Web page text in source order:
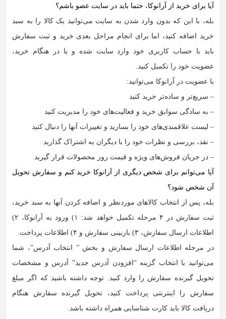
آیا برای خرید از آرانوکا، حتما باید در سایت عضو باشم؟
بله، با این که بدون وارد شدن به سایت می‏‌توانید یک کالا را به سبد
خرید اضافه کنید، اما برای انجام مراحل بعدی خرید و ثبت سفارش
باید با حساب کاربری خود وارد سایت شده و یا در هنگام خرید،
عضویت خود را تکمیل کنید.
با عضویت در آرانوکا می‌توانید:
– سریع‌تر و ساده‌تر خرید کنید
– به سادگی سوابق خرید و فعالیت‌های خود را مدیریت کنید
– لیست علاقمندی‌های خود را بسازید و تغییرات آنها را دنبال کنید
– نقد، بررسی و نظرات خود را با دیگران به اشتراک گذارید
– در جریان فروش‌های ویژه و قیمت روز محصولات قرار گیرید
آیا می‌توانم برای شخص دیگری از آرانوکا خرید کنم و سفارش تحویل
آن شخص شود؟
بله، پس از انتخاب کالاهای موردنظر و اضافه کردن آنها به سبد خرید،
ثبت سفارش در ۴ مرحله تکمیل خواهد شد: ۱) ورود به آرانوکا، ۲)
اطلاعات ارسال سفارش، ۳) بازبینی سفارش و ۴) اطلاعات پرداخت.
در مرحله اطلاعات ارسال سفارش و بخش ” انتخاب آدرس”، شما
می‌توانید با انتخاب گزینه “افزودن آدرس جدید” آدرس و مشخصات
تحویل گیرنده سفارش را وارد کنید. توجه داشته باشید که اگر مبلغ
سفارش را اینترنتی پرداخت کنید، تحویل گیرنده سفارش هنگام
دریافت کالا باید کارت شناسایی همراه داشته باشد.